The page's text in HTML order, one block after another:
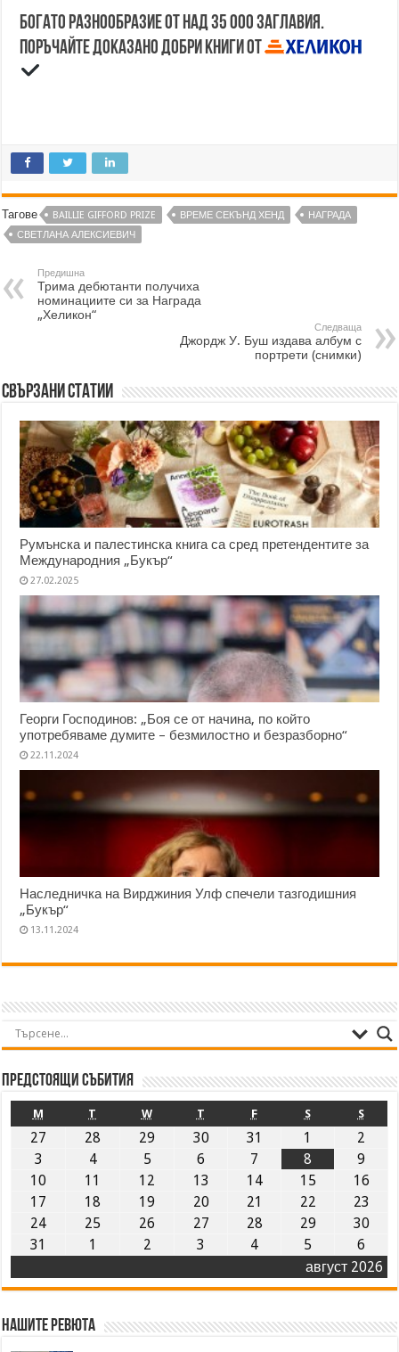
Богато разнообразие от над 35 000 заглавия.
Поръчайте доказано добри книги от
Тагове BAILLIE GIFFORD PRIZE ВРЕМЕ СЕКЪНД ХЕНД
НАГРАДА
СВЕТЛАНА АЛЕКСИЕВИЧ
Предишна
Трима дебютанти получиха
номинациите си за Награда
„Хеликон“
Следваща
Джордж У. Буш издава албум с
портрети (снимки)
Свързани статии
Румънска и палестинска книга са сред претендентите за
Международния „Букър“
27.02.2025
Георги Господинов: „Боя се от начина, по който
употребяваме думите – безмилостно и безразборно“
22.11.2024
Наследничка на Вирджиния Улф спечели тазгодишния
„Букър“
13.11.2024
Предстоящи събития
август 2026
M T W T F S S
27 28 29 30 31 1
2
3
4 5 6 7 8
9
10
11 12 13 14 15
16
17
18 19 20 21 22
23
24
25 26 27 28 29
30
31
1 2 3 4 5 6
Нашите ревюта